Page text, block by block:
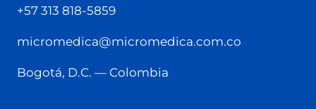
+57 313 818-5859
micromedica@micromedica.com.co
Bogotá, D.C. — Colombia